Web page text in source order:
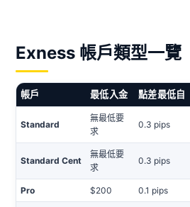
Exness 帳戶類型一覽
帳戶 最低入金 點差最低自
Standard
無最低要
求
0.3 pips
Standard Cent
無最低要
求
0.3 pips
Pro $200 0.1 pips